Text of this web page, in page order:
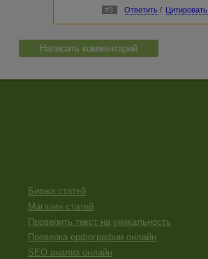
#3 Ответить / Цитировать
Написать комментарий
Биржа статей
Магазин статей
Проверить текст на уникальность
Проверка орфографии онлайн
SEO анализ онлайн